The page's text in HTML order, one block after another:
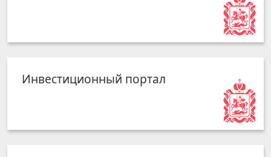
Инвестиционный портал